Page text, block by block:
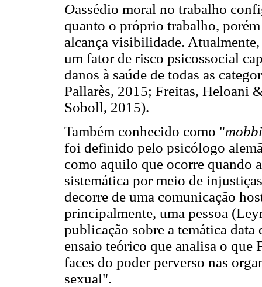
Oassédio moral no trabalho
quanto o próprio trabalho,
alcança visibilidade.
um fator de risco psicossocial
danos à saúde de todas as
Pallarès, 2015; Freitas, Heloani
Soboll, 2015).
Também conhecido como "
foi definido pelo psicólogo
como aquilo que ocorre quando
sistemática por meio de
decorre de uma comunicação
principalmente, uma pessoa
publicação sobre a temática
ensaio teórico que analisa o que
faces do poder perverso nas
sexual".